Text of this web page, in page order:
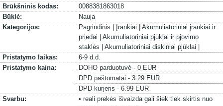
Brūkšninis kodas:
0088381863018
Būklė:
Nauja
Kategorijos:
Pagrindinis | Įrankiai | Akumuliatoriniai įrankiai ir
priedai | Akumuliatoriniai pjūklai ir pjovimo
staklės | Akumuliatoriniai diskiniai pjūklai |
Pristatymo laikas:
6-9 d.d.
Pristatymo kaina:
DOHO parduotuvė - 0 EUR
DPD paštomatai - 3.29 EUR
DPD kurjeris - 6.99 EUR
Svarbu:
• reali prekės išvaizda gali šiek tiek skirtis nuo